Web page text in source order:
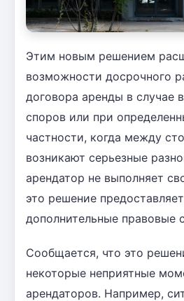
Этим новым решением
возможности досрочного
договора аренды в случае
споров или при
частности, когда между
возникают серьезные
арендатор не выполняет
это решение
дополнительные правовые
Сообщается, что это
некоторые неприятные
арендаторов. Например,